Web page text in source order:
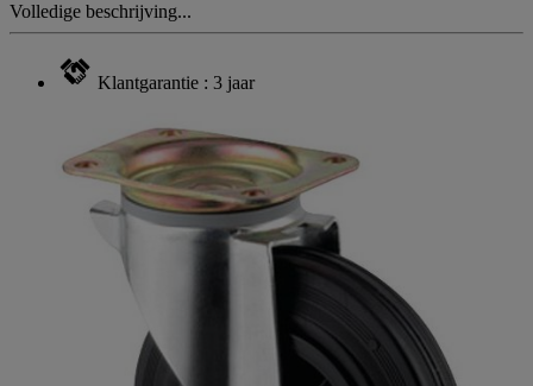
Volledige beschrijving...
Klantgarantie : 3 jaar